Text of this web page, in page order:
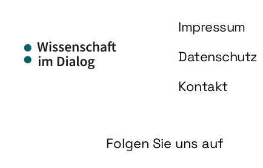
Impressum
Datenschutz
Kontakt
Folgen Sie uns auf